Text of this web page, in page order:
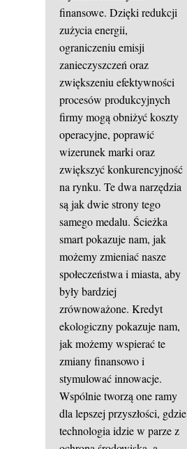
finansowe. Dzięki redukcji
zużycia energii,
ograniczeniu emisji
zanieczyszczeń oraz
zwiększeniu efektywności
procesów produkcyjnych
firmy mogą obniżyć koszty
operacyjne, poprawić
wizerunek marki oraz
zwiększyć konkurencyjność
na rynku. Te dwa narzędzia
są jak dwie strony tego
samego medalu. Ścieżka
smart pokazuje nam, jak
możemy zmieniać nasze
społeczeństwa i miasta, aby
były bardziej
zrównoważone. Kredyt
ekologiczny pokazuje nam,
jak możemy wspierać te
zmiany finansowo i
stymulować innowacje.
Wspólnie tworzą one ramy
dla lepszej przyszłości, gdzie
technologia idzie w parze z